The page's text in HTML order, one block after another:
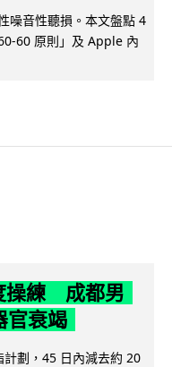
噪音性聽損。本文盤點 4
60 原則」及 Apple 內
操練 成都男
官衰竭
劃，45 日內減去約 20